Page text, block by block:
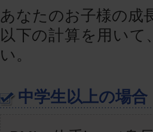
あなたのお子様の成
以下の計算を用い
い。
中学生以上の場合